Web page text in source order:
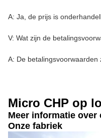
A: Ja, de prijs is
V: Wat zijn de
A: De betalingsvoorwaarden
Micro CHP op
Meer informatie over
Onze fabriek